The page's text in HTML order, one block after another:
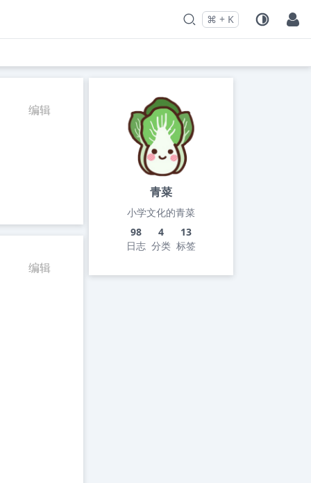
Press
⌘ +
and K
to search
编辑
编辑
青菜
小学文化的青菜
98
日志
4
分类
13
标签